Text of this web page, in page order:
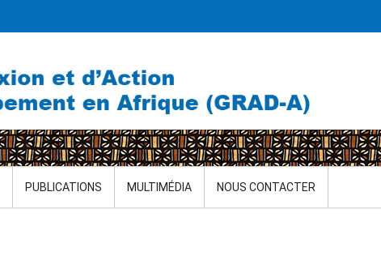
PUBLICATIONS MULTIMÉDIA NOUS CONTACTER